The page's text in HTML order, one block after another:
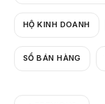
HỘ KINH DOANH
SỔ BÁN HÀNG